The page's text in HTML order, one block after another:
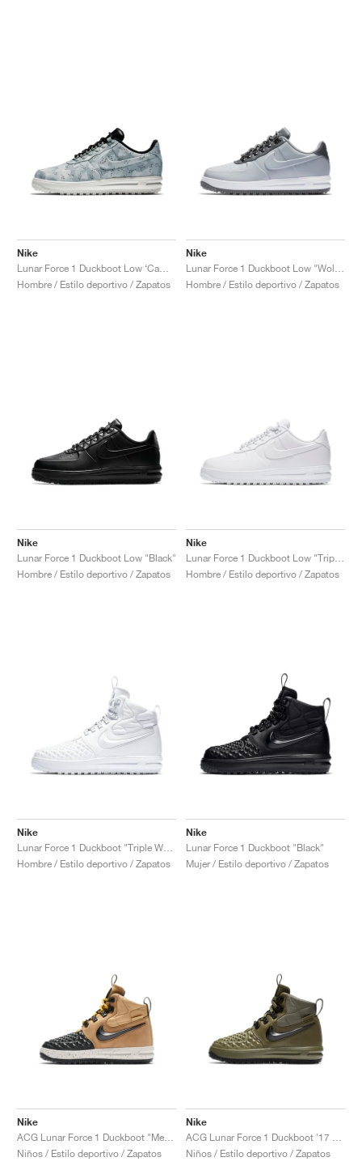
Nike
Hombre / Estilo deportivo / Zapatos
Nike
Hombre / Estilo deportivo / Zapatos
Nike
Lunar Force 1 Duckboot Low "Black"
Hombre / Estilo deportivo / Zapatos
Nike
Hombre / Estilo deportivo / Zapatos
Nike
Hombre / Estilo deportivo / Zapatos
Nike
Lunar Force 1 Duckboot "Black"
Mujer / Estilo deportivo / Zapatos
Nike
Niños / Estilo deportivo / Zapatos
Nike
Niños / Estilo deportivo / Zapatos